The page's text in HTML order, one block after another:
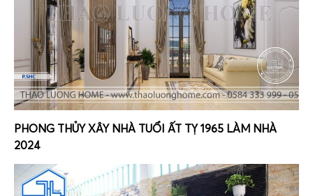
PHONG THỦY XÂY NHÀ TUỔI ẤT TỴ 1965 LÀM NHÀ
2024